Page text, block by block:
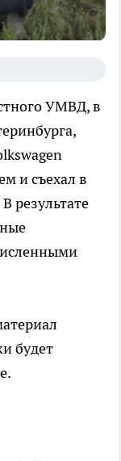
УМВД, в
и съехал в
результате
будет